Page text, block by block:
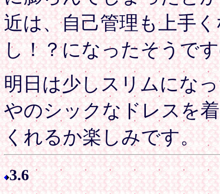
近は、自己管理も上手
し！？になったそうで
明日は少しスリムにな
やのシックなドレスを
くれるか楽しみです。
3.6